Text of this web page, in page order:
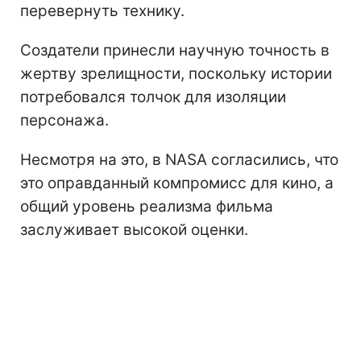
перевернуть технику.
Создатели принесли научную точность в
жертву зрелищности, поскольку истории
потребовался толчок для изоляции
персонажа.
Несмотря на это, в NASA согласились, что
это оправданный компромисс для кино, а
общий уровень реализма фильма
заслуживает высокой оценки.